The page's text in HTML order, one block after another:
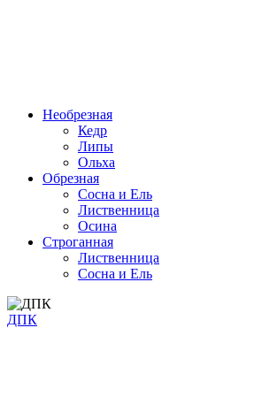
Необрезная
Кедр
Липы
Ольха
Обрезная
Cосна и Ель
Лиственница
Осина
Строганная
Лиственница
Сосна и Ель
ДПК